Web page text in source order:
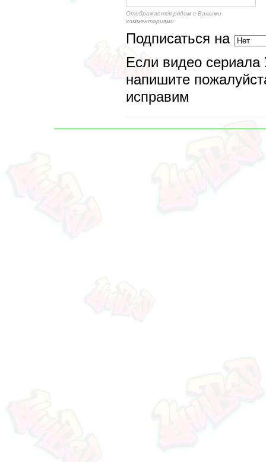
Отображается рядом с Вашими
комментариями
Подписаться на
Если видео сериала
напишите
исправим